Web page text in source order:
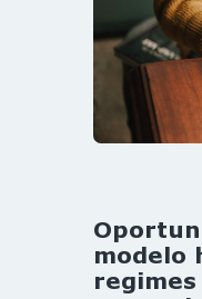
ST
HOME
modelo
regimes